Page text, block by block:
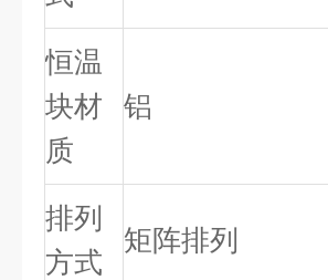
恒温
块材
质
铝
排列
方式
矩阵排列